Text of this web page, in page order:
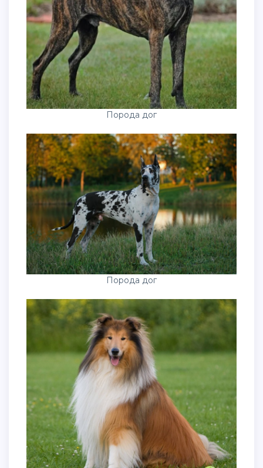
Порода дог
Порода дог